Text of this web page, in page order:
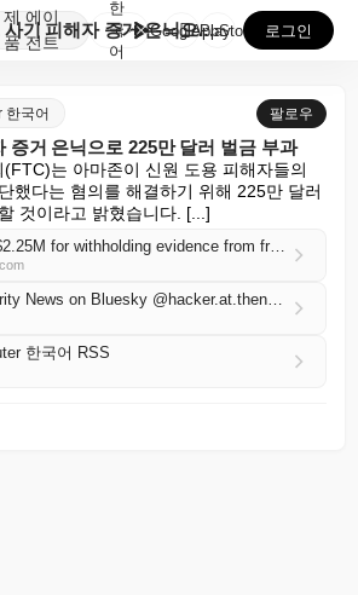
제
품
에이
전트
아마존, 사기 피해자 증거 은닉으로 225만 달러 벌금...
한
국
어
GooglePlay
AppStore 로그인
한국어 팔로우
증거 은닉으로 225만 달러 벌금 부과
는 아마존이 신원 도용 피해자들의
했다는 혐의를 해결하기 위해 225만 달러
것이라고 밝혔습니다. [...]
Amazon fined $2.25M for withholding evidence from fraud victims
Hacker & Security News on Bluesky @hacker.at.thenote.app
한국어 RSS